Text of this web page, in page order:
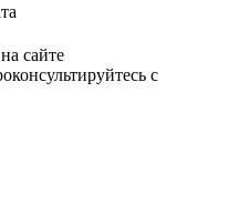
сайте
с